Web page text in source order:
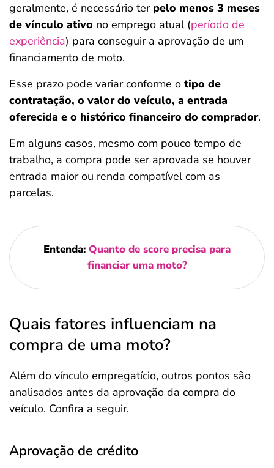
geralmente, é necessário ter pelo menos 3 meses
de vínculo ativo no emprego atual (período de
experiência) para conseguir a aprovação de um
financiamento de moto.
Esse prazo pode variar conforme o tipo de
contratação, o valor do veículo, a entrada
oferecida e o histórico financeiro do comprador.
Em alguns casos, mesmo com pouco tempo de
trabalho, a compra pode ser aprovada se houver
entrada maior ou renda compatível com as
parcelas.
Entenda: Quanto de score precisa para
financiar uma moto?
Quais fatores influenciam na
compra de uma moto?
Além do vínculo empregatício, outros pontos são
analisados antes da aprovação da compra do
veículo. Confira a seguir.
Aprovação de crédito